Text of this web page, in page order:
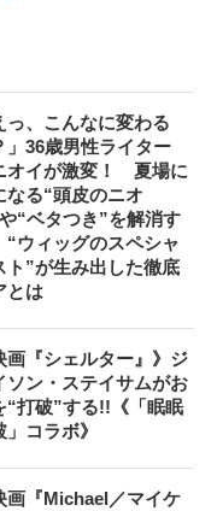
っ、こんなに変わる
」36歳男性ライター
オイが激変！ 夏場に
なる“頭皮のニオ
“ベタつき”を解消す
“ウィッグのスペシャ
ト”が生み出した徹底
とは
画『シェルター』》ジ
ソン・ステイサムがお
“打破”する!!《「眠眠
」コラボ》
画『Michael／マイケ